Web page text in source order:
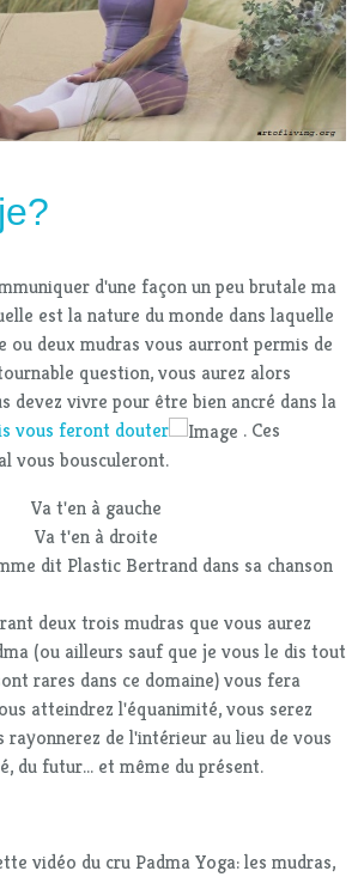
d'une façon un peu brutale ma
est la nature du monde dans laquelle
ou deux mudras vous aurront permis de
question, vous aurez alors
devez vivre pour être bien ancré dans la
vous feront douter
. Ces
vous bousculeront.
Va t'en à gauche
Va t'en à droite
dit Plastic Bertrand dans sa chanson
deux trois mudras que vous aurez
(ou ailleurs sauf que je vous le dis tout
rares dans ce domaine) vous fera
atteindrez l'équanimité, vous serez
de l'intérieur au lieu de vous
du futur... et même du présent.
vidéo du cru Padma Yoga: les mudras,